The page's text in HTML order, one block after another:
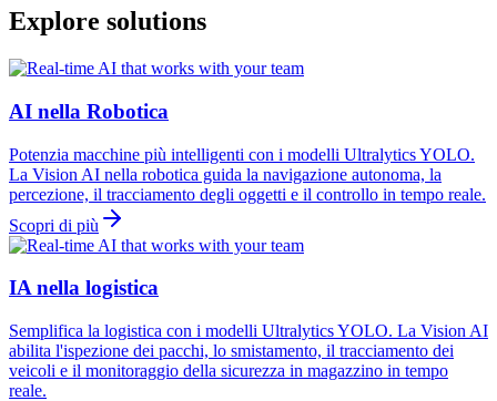
Explore solutions
AI nella Robotica
Potenzia macchine più intelligenti con i modelli Ultralytics YOLO.
La Vision AI nella robotica guida la navigazione autonoma, la
percezione, il tracciamento degli oggetti e il controllo in tempo reale.
Scopri di più
IA nella logistica
Semplifica la logistica con i modelli Ultralytics YOLO. La Vision AI
abilita l'ispezione dei pacchi, lo smistamento, il tracciamento dei
veicoli e il monitoraggio della sicurezza in magazzino in tempo
reale.